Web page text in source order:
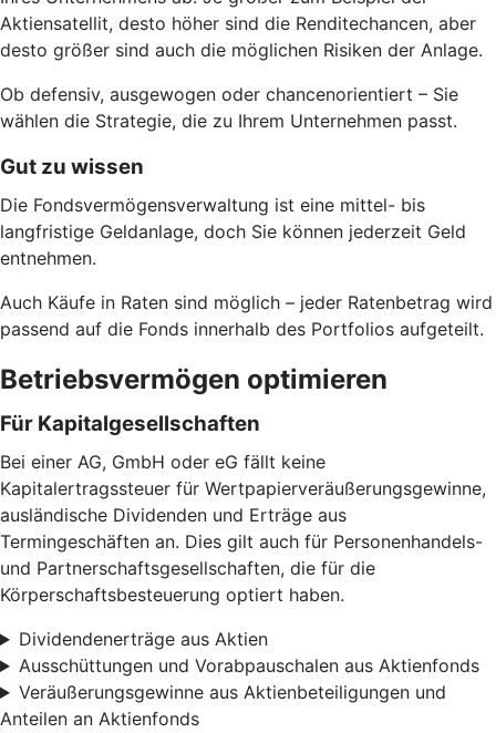
Aktiensatellit, desto höher sind die Renditechancen, aber
desto größer sind auch die möglichen Risiken der Anlage.
Ob defensiv, ausgewogen oder chancenorientiert – Sie
wählen die Strategie, die zu Ihrem Unternehmen passt.
Gut zu wissen
Die Fondsvermögensverwaltung ist eine mittel- bis
langfristige Geldanlage, doch Sie können jederzeit Geld
entnehmen.
Auch Käufe in Raten sind möglich – jeder Ratenbetrag wird
passend auf die Fonds innerhalb des Portfolios aufgeteilt.
Betriebsvermögen optimieren
Für Kapitalgesellschaften
Bei einer AG, GmbH oder eG fällt keine
Kapitalertragssteuer für Wertpapierveräußerungsgewinne,
ausländische Dividenden und Erträge aus
Termingeschäften an. Dies gilt auch für Personenhandels-
und Partnerschaftsgesellschaften, die für die
Körperschaftsbesteuerung optiert haben.
Dividendenerträge aus Aktien
Ausschüttungen und Vorabpauschalen aus Aktienfonds
Veräußerungsgewinne aus Aktienbeteiligungen und
Anteilen an Aktienfonds